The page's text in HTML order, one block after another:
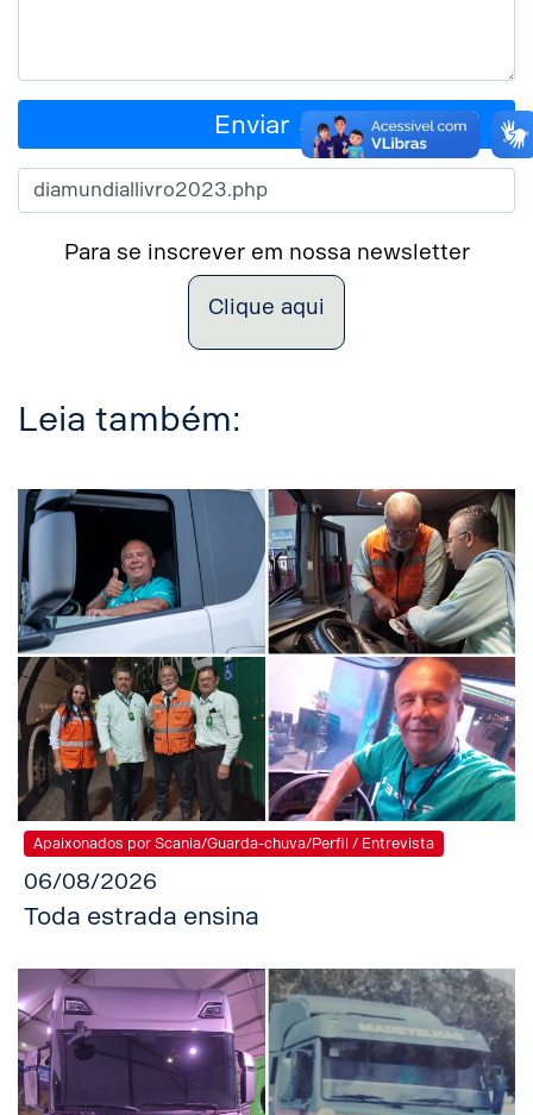
Enviar →
Para se inscrever em nossa newsletter
Clique aqui
Leia também:
Apaixonados por Scania/Guarda-chuva/Perfil / Entrevista
06/08/2026
Toda estrada ensina